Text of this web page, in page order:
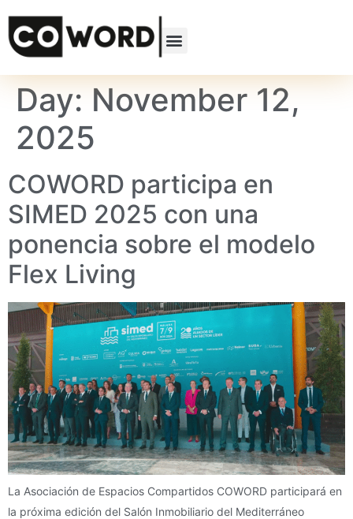
Day: November 12,
2025
COWORD participa en
SIMED 2025 con una
ponencia sobre el modelo
Flex Living
La Asociación de Espacios Compartidos COWORD participará en
la próxima edición del Salón Inmobiliario del Mediterráneo